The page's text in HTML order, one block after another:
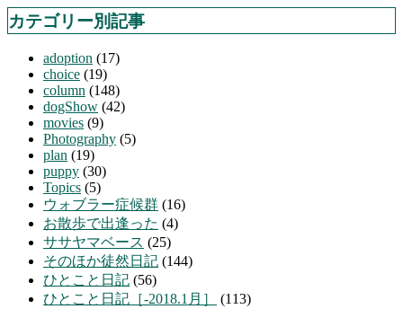
カテゴリー別記事
adoption (17)
choice (19)
column (148)
dogShow (42)
movies (9)
Photography (5)
plan (19)
puppy (30)
Topics (5)
ウォブラー症候群 (16)
お散歩で出逢った (4)
ササヤマベース (25)
そのほか徒然日記 (144)
ひとこと日記 (56)
ひとこと日記［-2018.1月］
(113)